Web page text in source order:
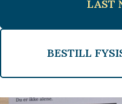
LAST
BESTILL